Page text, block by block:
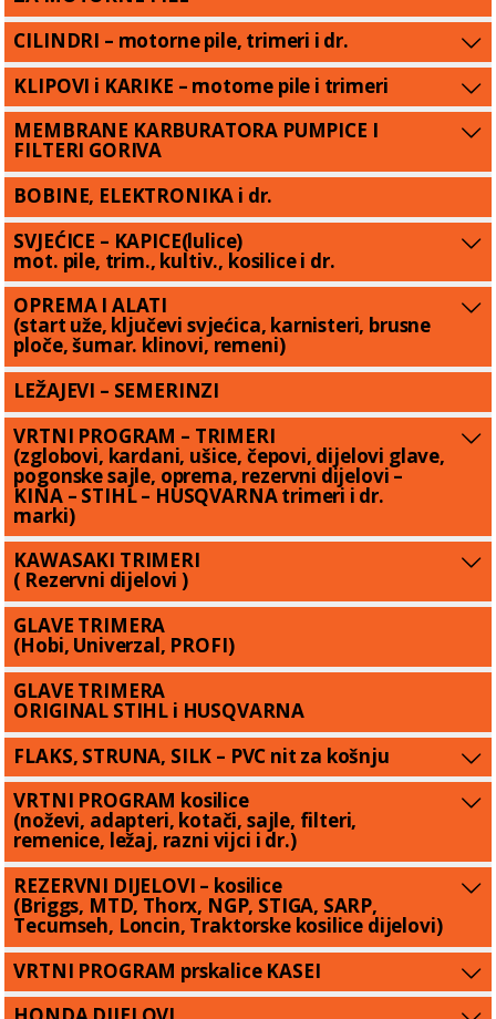
CILINDRI – motorne pile, trimeri i dr.
KLIPOVI i KARIKE – motorne pile i trimeri
MEMBRANE KARBURATORA PUMPICE I
FILTERI GORIVA
BOBINE, ELEKTRONIKA i dr.
SVJEĆICE – KAPICE(lulice)
mot. pile, trim., kultiv., kosilice i dr.
OPREMA I ALATI
(start uže, ključevi svjećica, karnisteri, brusne
ploče, šumar. klinovi, remeni)
LEŽAJEVI – SEMERINZI
VRTNI PROGRAM – TRIMERI
(zglobovi, kardani, ušice, čepovi, dijelovi glave,
pogonske sajle, oprema, rezervni dijelovi –
KINA – STIHL – HUSQVARNA trimeri i dr.
marki)
KAWASAKI TRIMERI
( Rezervni dijelovi )
GLAVE TRIMERA
(Hobi, Univerzal, PROFI)
GLAVE TRIMERA
ORIGINAL STIHL i HUSQVARNA
FLAKS, STRUNA, SILK – PVC nit za košnju
VRTNI PROGRAM kosilice
(noževi, adapteri, kotači, sajle, filteri,
remenice, ležaj, razni vijci i dr.)
REZERVNI DIJELOVI – kosilice
(Briggs, MTD, Thorx, NGP, STIGA, SARP,
Tecumseh, Loncin, Traktorske kosilice dijelovi)
VRTNI PROGRAM prskalice KASEI